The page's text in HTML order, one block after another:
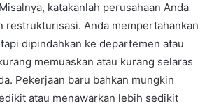
katakanlah perusahaan Anda
restrukturisasi. Anda mempertahankan
dipindahkan ke departemen atau
memuaskan atau kurang selaras
Pekerjaan baru bahkan mungkin
atau menawarkan lebih sedikit